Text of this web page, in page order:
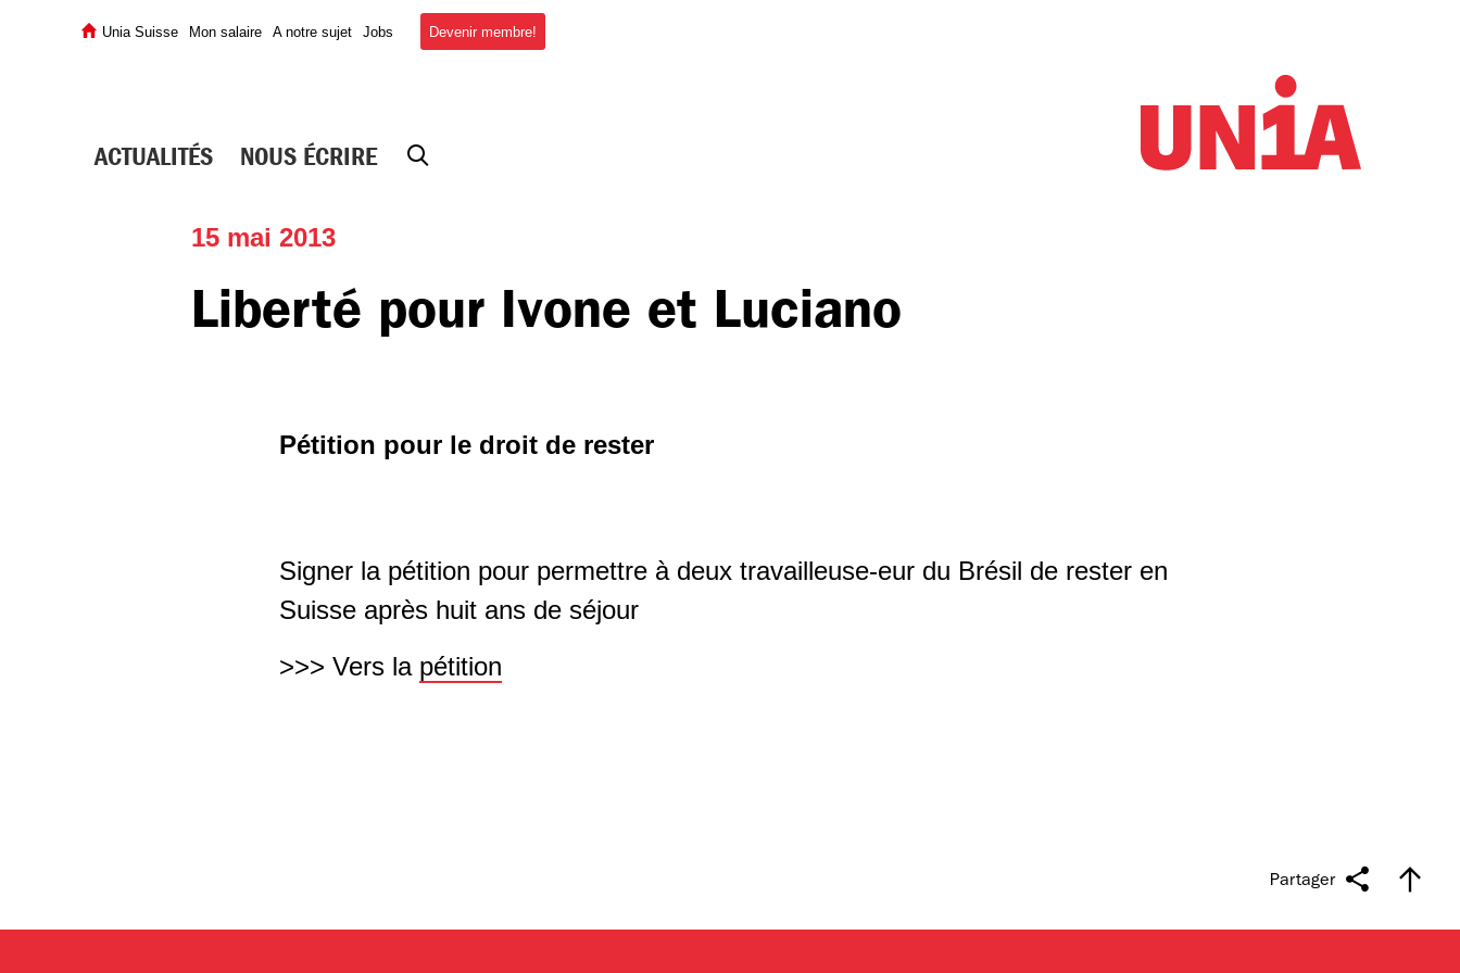
Unia Suisse Mon salaire A notre sujet Jobs Devenir membre!
ACTUALITÉS NOUS ÉCRIRE
15 mai 2013
Liberté pour Ivone et Luciano
Pétition pour le droit de rester
Signer la pétition pour permettre à deux travailleuse-eur du Brésil de rester en
Suisse après huit ans de séjour
>>> Vers la pétition
Partager